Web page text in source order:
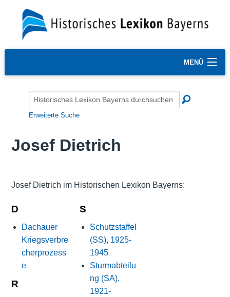
MENÜ
Erweiterte Suche
Josef Dietrich
Josef Dietrich im Historischen Lexikon Bayerns:
D
Dachauer
Kriegsverbre
cherprozess
e
R
S
Schutzstaffel
(SS), 1925-
1945
Sturmabteilu
ng (SA),
1921-